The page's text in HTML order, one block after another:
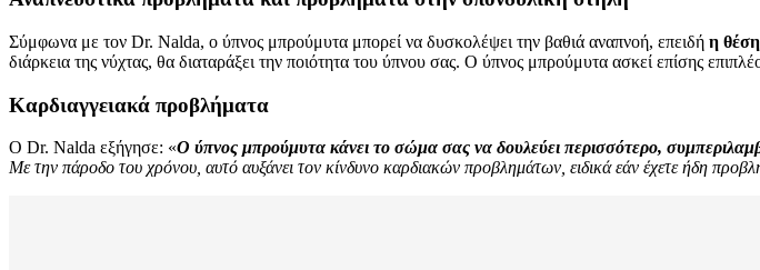
Σύμφωνα με τον Dr. Nalda, ο ύπνος μπρούμυτα μπορεί να δυσκολέψει την βαθιά αναπνοή, επειδή η
διάρκεια της νύχτας, θα διαταράξει την ποιότητα του ύπνου σας. Ο ύπνος μπρούμυτα ασκεί επίσης
Καρδιαγγειακά προβλήματα
Ο Dr. Nalda εξήγησε: «Ο ύπνος μπρούμυτα κάνει το σώμα σας να δουλεύει περισσότερο,
Με την πάροδο του χρόνου, αυτό αυξάνει τον κίνδυνο καρδιακών προβλημάτων, ειδικά εάν έχετε ήδη